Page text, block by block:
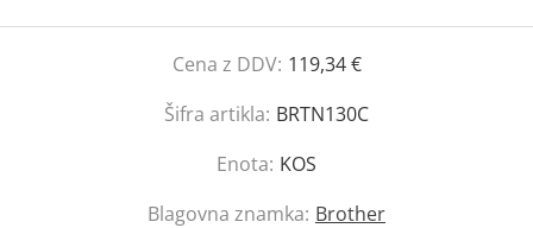
Cena z DDV: 119,34 €
Šifra artikla: BRTN130C
Enota: KOS
Blagovna znamka: Brother